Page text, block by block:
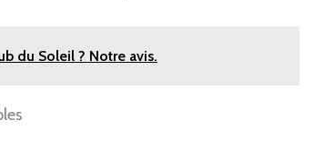
du Soleil ? Notre avis.